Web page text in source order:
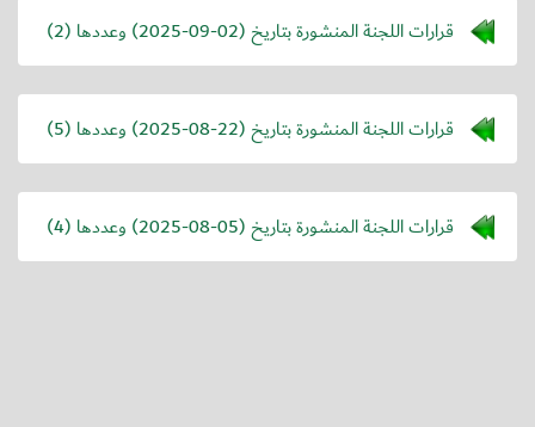
قرارات اللجنة المنشورة بتاريخ (2025-09-02) وعددها (2)
قرارات اللجنة المنشورة بتاريخ (2025-08-22) وعددها (5)
قرارات اللجنة المنشورة بتاريخ (2025-08-05) وعددها (4)